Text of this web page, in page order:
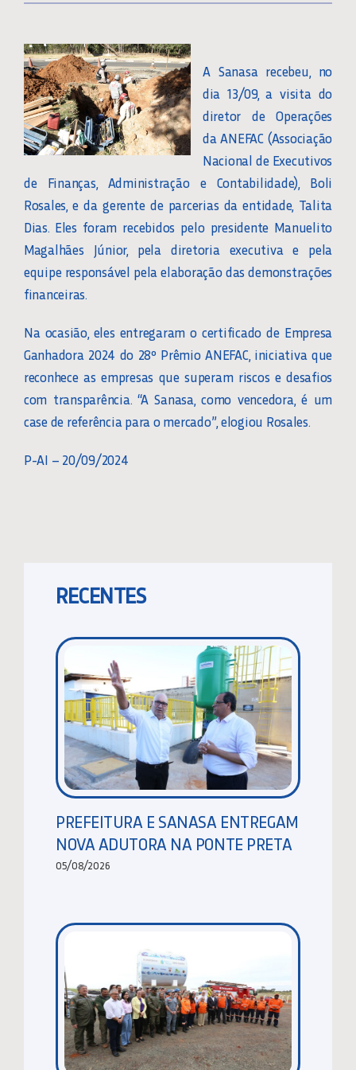
A Sanasa recebeu, no
dia 13/09, a visita do
diretor de Operações
da ANEFAC (Associação
Nacional de Executivos
de Finanças, Administração e Contabilidade), Boli
Rosales, e da gerente de parcerias da entidade, Talita
Dias. Eles foram recebidos pelo presidente Manuelito
Magalhães Júnior, pela diretoria executiva e pela
equipe responsável pela elaboração das demonstrações
financeiras.
Na ocasião, eles entregaram o certificado de Empresa
Ganhadora 2024 do 28º Prêmio ANEFAC, iniciativa que
reconhece as empresas que superam riscos e desafios
com transparência. “A Sanasa, como vencedora, é um
case de referência para o mercado”, elogiou Rosales.
P-AI – 20/09/2024
RECENTES
PREFEITURA E SANASA ENTREGAM
NOVA ADUTORA NA PONTE PRETA
05/08/2026